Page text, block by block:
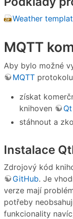
Weather
MQTT
Aby bylo možné
MQTT
získat
knihoven
stáhnout a
Instalace
Zdrojový kód
GitHub. Je
verze mají
potřeby
funkcionality